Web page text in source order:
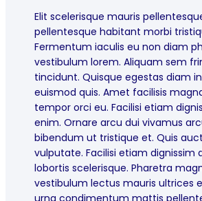
Elit scelerisque mauris
pellentesque habitant morbi
Fermentum iaculis eu non diam
vestibulum lorem. Aliquam sem
tincidunt. Quisque egestas diam
euismod quis. Amet facilisis
tempor orci eu. Facilisi etiam
enim. Ornare arcu dui vivamus
bibendum ut tristique et. Quis
vulputate. Facilisi etiam dignissim
lobortis scelerisque. Pharetra
vestibulum lectus mauris ultrices